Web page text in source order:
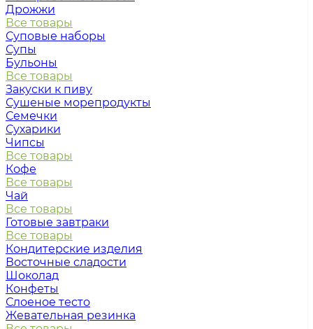
Дрожжи
Все товары
Суповые наборы
Супы
Бульоны
Все товары
Закуски к пиву
Сушеные морепродукты
Семечки
Сухарики
Чипсы
Все товары
Кофе
Все товары
Чай
Все товары
Готовые завтраки
Все товары
Кондитерские изделия
Восточные сладости
Шоколад
Конфеты
Слоеное тесто
Жевательная резинка